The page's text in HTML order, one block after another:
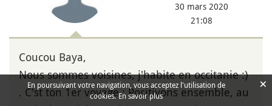
30 mars 2020
21:08
Coucou Baya,
Nous sommes voisines, j'habite en occitanie :)
. C'st ton 1er voyage : Positivons ensemble, au
En poursuivant votre navigation, vous acceptez l'utilisation de
cookies. En savoir plus
×